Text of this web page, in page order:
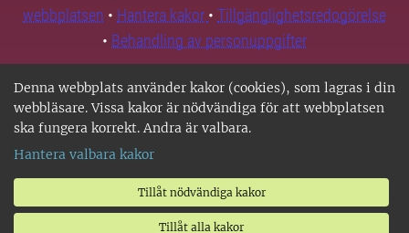
Denna webbplats använder kakor (cookies), som lagras i din
webbläsare. Vissa kakor är nödvändiga för att webbplatsen
ska fungera korrekt. Andra är valbara.
Hantera valbara kakor
Tillåt nödvändiga kakor
Tillåt alla kakor
webbplatsen • Hantera kakor • Tillgänglighetsredogörelse
• Behandling av personuppgifter